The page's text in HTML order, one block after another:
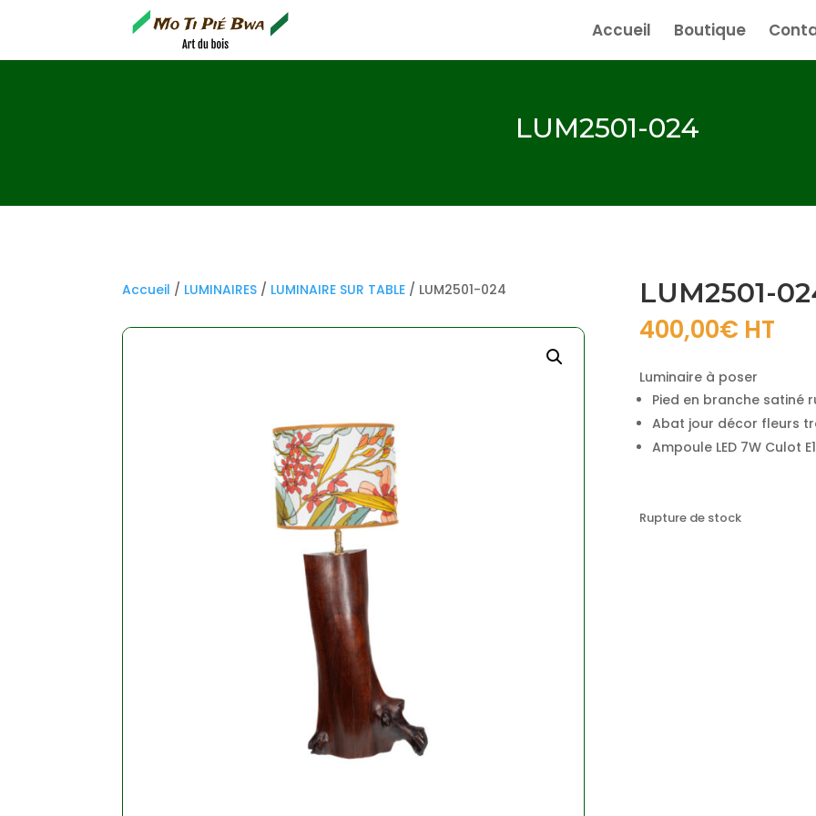
Accueil Boutique
LUM2501-024
Accueil / LUMINAIRES / LUMINAIRE SUR TABLE / LUM2501-024 LUM2501-
400,00€ HT
Luminaire à poser
Pied en branche satiné
Abat jour décor fleurs
Ampoule LED 7W Culot
Rupture de stock